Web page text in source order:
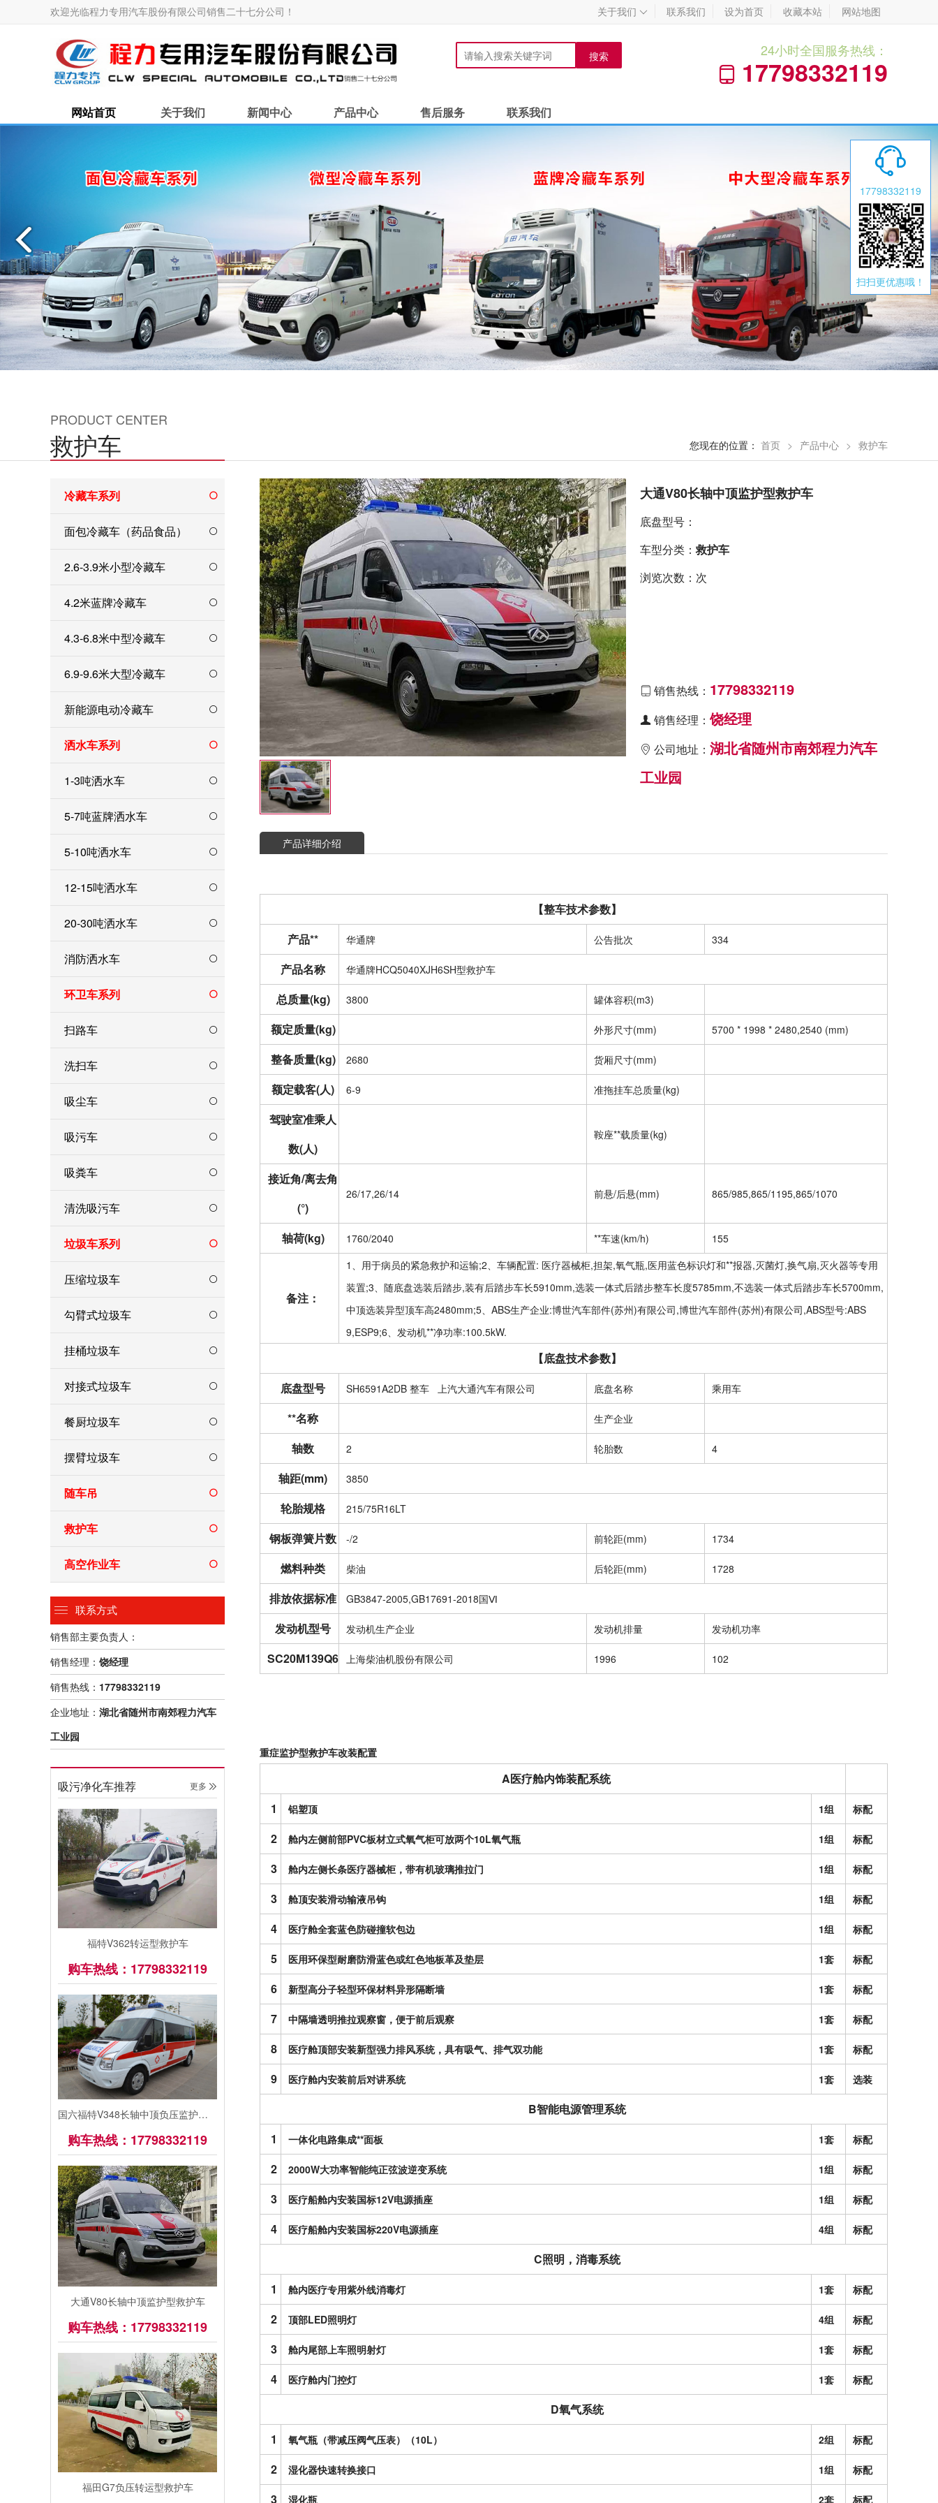
欢迎光临程力专用汽车股份有限公司销售二十七分公司！ 关于我们  联系我们 设为首页 收藏本站 网站地图
搜索
24小时全国服务热线：
 17798332119
网站首页 关于我们 新闻中心 产品中心 售后服务 联系我们
PRODUCT CENTER
救护车 您现在的位置： 首页 > 产品中心 > 救护车
冷藏车系列
面包冷藏车（药品食品）
2.6-3.9米小型冷藏车
4.2米蓝牌冷藏车
4.3-6.8米中型冷藏车
6.9-9.6米大型冷藏车
新能源电动冷藏车
洒水车系列
1-3吨洒水车
5-7吨蓝牌洒水车
5-10吨洒水车
12-15吨洒水车
20-30吨洒水车
消防洒水车
环卫车系列
扫路车
洗扫车
吸尘车
吸污车
吸粪车
清洗吸污车
垃圾车系列
压缩垃圾车
勾臂式垃圾车
挂桶垃圾车
对接式垃圾车
餐厨垃圾车
摆臂垃圾车
随车吊
救护车
高空作业车
联系方式
销售部主要负责人：
销售经理： 饶经理
销售热线： 17798332119
企业地址： 湖北省随州市南郊程力汽车
工业园
吸污净化车推荐 更多 
福特V362转运型救护车
购车热线：17798332119
国六福特V348长轴中顶负压监护型救护车
购车热线：17798332119
大通V80长轴中顶监护型救护车
购车热线：17798332119
福田G7负压转运型救护车
大通V80长轴中顶监护型救护车
底盘型号：
车型分类：救护车
浏览次数：次
 销售热线： 17798332119
 销售经理： 饶经理
 公司地址： 湖北省随州市南郊程力汽车
工业园
产品详细介绍
【整车技术参数】
产品**
华通牌 公告批次 334
产品名称 华通牌HCQ5040XJH6SH型救护车
总质量(kg) 3800 罐体容积(m3)
额定质量(kg) 外形尺寸(mm) 5700 * 1998 * 2480,2540 (mm)
整备质量(kg) 2680 货厢尺寸(mm)
额定载客(人) 6-9 准拖挂车总质量(kg)
驾驶室准乘人
数(人)
鞍座**载质量(kg)
接近角/离去角
(°)
26/17,26/14 前悬/后悬(mm) 865/985,865/1195,865/1070
轴荷(kg) 1760/2040 **车速(km/h) 155
备注：
1、用于病员的紧急救护和运输;2、车辆配置: 医疗器械柜,担架,氧气瓶,医用蓝色标识灯和**报器,灭菌灯,换气扇,灭火器等专用
装置;3、随底盘选装后踏步,装有后踏步车长5910mm,选装一体式后踏步整车长度5785mm,不选装一体式后踏步车长5700mm,
中顶选装异型顶车高2480mm;5、ABS生产企业:博世汽车部件(苏州)有限公司,博世汽车部件(苏州)有限公司,ABS型号:ABS
9,ESP9;6、发动机**净功率:100.5kW.
【底盘技术参数】
底盘型号
SH6591A2DB 整车 上汽大通汽车有限公司 底盘名称 乘用车
**名称 生产企业
轴数 2 轮胎数 4
轴距(mm) 3850
轮胎规格 215/75R16LT
钢板弹簧片数 -/2 前轮距(mm) 1734
燃料种类 柴油 后轮距(mm) 1728
排放依据标准 GB3847-2005,GB17691-2018国Ⅵ
发动机型号 发动机生产企业 发动机排量 发动机功率
SC20M139Q6 上海柴油机股份有限公司 1996 102
重症监护型救护车改装配置
A医疗舱内饰装配系统
1
铝塑顶 1组 标配
2 舱内左侧前部PVC板材立式氧气柜可放两个10L氧气瓶 1组 标配
3 舱内左侧长条医疗器械柜，带有机玻璃推拉门 1组 标配
3 舱顶安装滑动输液吊钩 1组 标配
4 医疗舱全套蓝色防碰撞软包边 1组 标配
5 医用环保型耐磨防滑蓝色或红色地板革及垫层 1套 标配
6 新型高分子轻型环保材料异形隔断墙 1套 标配
7 中隔墙透明推拉观察窗，便于前后观察 1套 标配
8 医疗舱顶部安装新型强力排风系统，具有吸气、排气双功能 1套 标配
9 医疗舱内安装前后对讲系统 1套 选装
B智能电源管理系统
1
一体化电路集成**面板 1套 标配
2 2000W大功率智能纯正弦波逆变系统 1组 标配
3 医疗船舱内安装国标12V电源插座 1组 标配
4 医疗船舱内安装国标220V电源插座 4组 标配
C照明，消毒系统
1
舱内医疗专用紫外线消毒灯 1套 标配
2 顶部LED照明灯 4组 标配
3 舱内尾部上车照明射灯 1套 标配
4 医疗舱内门控灯 1套 标配
D氧气系统
1
氧气瓶（带减压阀气压表）（10L） 2组 标配
2 湿化器快速转换接口 1组 标配
3 湿化瓶 2套 标配

17798332119
扫扫更优惠哦！